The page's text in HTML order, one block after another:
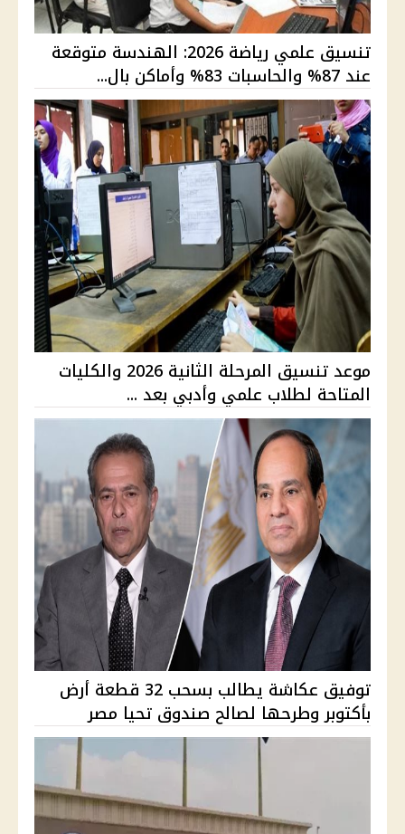
تنسيق علمي رياضة 2026: الهندسة متوقعة
عند 87% والحاسبات 83% وأماكن بال...
موعد تنسيق المرحلة الثانية 2026 والكليات
المتاحة لطلاب علمي وأدبي بعد ...
توفيق عكاشة يطالب بسحب 32 قطعة أرض
بأكتوبر وطرحها لصالح صندوق تحيا مصر